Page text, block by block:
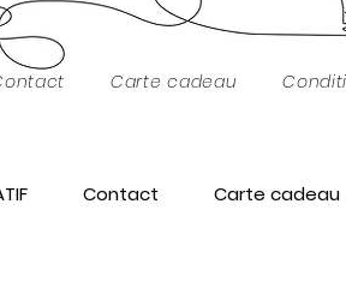
Carte cadeau
Contact Carte cadeau